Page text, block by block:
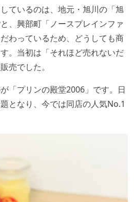
ているのは、地元・旭川の「旭
、興部町「ノースプレインファ
わっているため、どうしても商
。当初は「それほど売れないだ
売でした。
「プリンの殿堂2006」です。日
となり、今では同店の人気No.1